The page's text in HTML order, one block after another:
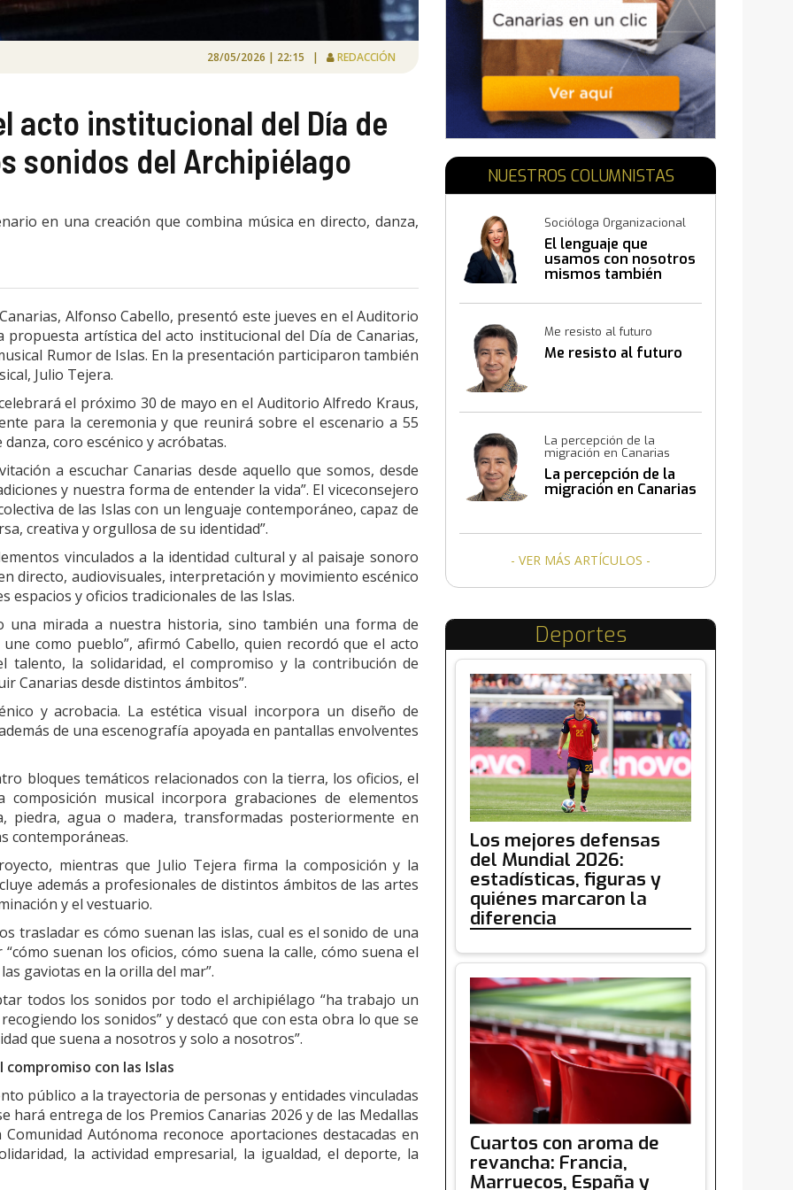
28/05/2026 | 22:15 | REDACCIÓN
acto institucional del Día de
sonidos del Archipiélago
en una creación que combina música en directo, danza,
Alfonso Cabello, presentó este jueves en el Auditorio
propuesta artística del acto institucional del Día de Canarias,
Rumor de Islas. En la presentación participaron también
Julio Tejera.
el próximo 30 de mayo en el Auditorio Alfredo Kraus,
para la ceremonia y que reunirá sobre el escenario a 55
coro escénico y acróbatas.
a escuchar Canarias desde aquello que somos, desde
y nuestra forma de entender la vida”. El viceconsejero
de las Islas con un lenguaje contemporáneo, capaz de
creativa y orgullosa de su identidad”.
vinculados a la identidad cultural y al paisaje sonoro
directo, audiovisuales, interpretación y movimiento escénico
y oficios tradicionales de las Islas.
una mirada a nuestra historia, sino también una forma de
como pueblo”, afirmó Cabello, quien recordó que el acto
talento, la solidaridad, el compromiso y la contribución de
Canarias desde distintos ámbitos”.
y acrobacia. La estética visual incorpora un diseño de
de una escenografía apoyada en pantallas envolventes
bloques temáticos relacionados con la tierra, los oficios, el
musical incorpora grabaciones de elementos
piedra, agua o madera, transformadas posteriormente en
contemporáneas.
mientras que Julio Tejera firma la composición y la
además a profesionales de distintos ámbitos de las artes
y el vestuario.
trasladar es cómo suenan las islas, cual es el sonido de una
suenan los oficios, cómo suena la calle, cómo suena el
gaviotas en la orilla del mar”.
todos los sonidos por todo el archipiélago “ha trabajo un
los sonidos” y destacó que con esta obra lo que se
que suena a nosotros y solo a nosotros”.
con las Islas
público a la trayectoria de personas y entidades vinculadas
hará entrega de los Premios Canarias 2026 y de las Medallas
Autónoma reconoce aportaciones destacadas en
la actividad empresarial, la igualdad, el deporte, la
NUESTROS COLUMNISTAS
Socióloga Organizacional
El lenguaje que
usamos con nosotros
mismos también
Me resisto al futuro
Me resisto al futuro
La percepción de la
migración en Canarias
La percepción de la
migración en Canarias
- VER MÁS ARTÍCULOS -
Deportes
Los mejores defensas
del Mundial 2026:
estadísticas, figuras y
quiénes marcaron la
diferencia
Cuartos con aroma de
revancha: Francia,
Marruecos, España y